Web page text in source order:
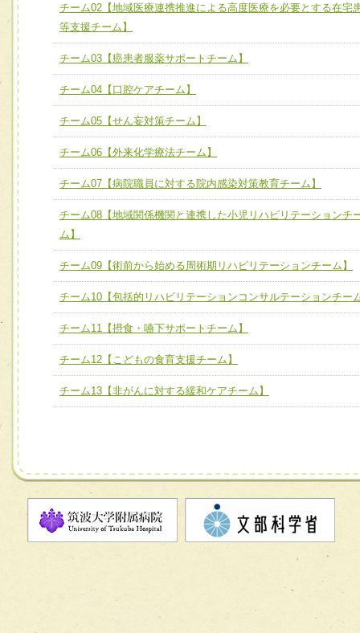
ける
必要に応じて柔軟に医療チームを組織し、強調できる
ユニット３ 多職種連携力
他職種の視点とスキルを学び、相互理解と連携を深める
チーム02【地域医療連携推進による高度医療を必要とする
宅患者等支援チーム】
チーム05【せん妄対策チーム】
チーム06【外来化学療法チーム】
チーム07【病院職員に対する院内感染対策教育チーム】
チーム08【地域関係機関と連携した小児リハビリテーショ
チーム09【術前から始める周術期リハビリテーションチー
ム】
チーム10【包括的リハビリテーションコンサルテーション
ーム】
チーム11【摂食・嚥下サポートチーム】
チーム12【こどもの食育支援チーム】
チーム02【地域医療連携推進による高度医療を必要とする在宅
等支援チーム】
チーム03【癌患者服薬サポートチーム】
チーム04【口腔ケアチーム】
チーム05【せん妄対策チーム】
チーム06【外来化学療法チーム】
チーム07【病院職員に対する院内感染対策教育チーム】
チーム08【地域関係機関と連携した小児リハビリテーションチ
ム】
チーム09【術前から始める周術期リハビリテーションチーム】
チーム10【包括的リハビリテーションコンサルテーションチー
チーム11【摂食・嚥下サポートチーム】
チーム12【こどもの食育支援チーム】
チーム13【非がんに対する緩和ケアチーム】